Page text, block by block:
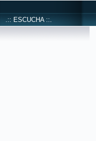
.:: ESCUCHA ::.